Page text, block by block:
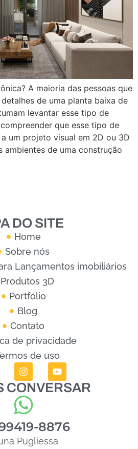
A maioria das pessoas que
de uma planta baixa de
levantar esse tipo de
que esse tipo de
um projeto visual em 2D ou 3D
ambientes de uma construção
DO SITE
Home
Sobre nós
Lançamentos imobiliários
Produtos 3D
Portfólio
Blog
Contato
de privacidade
de uso
CONVERSAR
8876
Pugliessa